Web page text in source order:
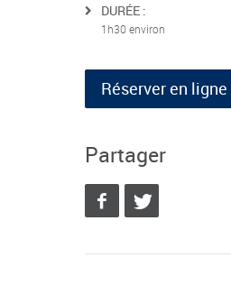
DURÉE :
1h30 environ
Réserver en ligne
Partager